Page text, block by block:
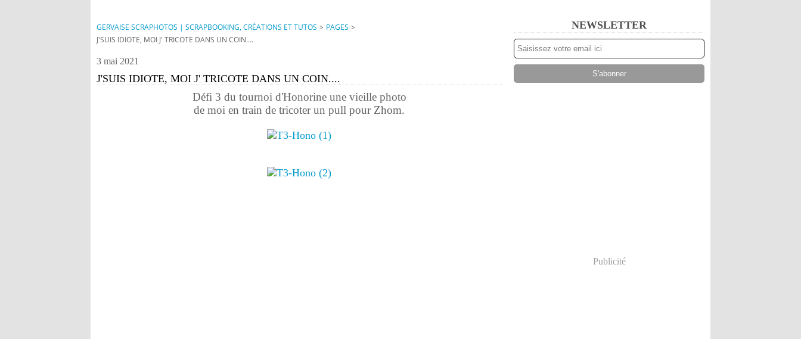
GERVAISE SCRAPHOTOS | SCRAPBOOKING, CRÉATIONS ET TUTOS > PAGES >
J'SUIS IDIOTE, MOI J' TRICOTE DANS UN COIN....
3 mai 2021
J'SUIS IDIOTE, MOI J' TRICOTE DANS UN COIN....
Défi 3 du tournoi d'Honorine une vieille photo
de moi en train de tricoter un pull pour Zhom.
NEWSLETTER
Publicité